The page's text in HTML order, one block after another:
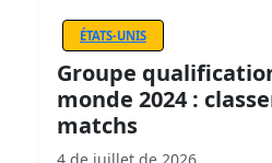
ÉTATS-UNIS
Groupe
monde 2024 :
matchs